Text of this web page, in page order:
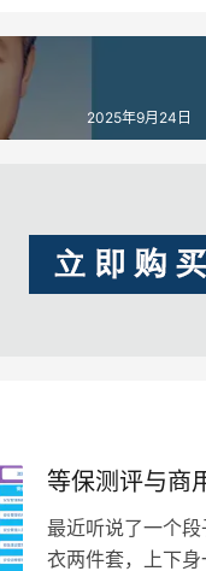
2025年9月24日
等保测评与商
最近听说了一个
衣两件套，上下